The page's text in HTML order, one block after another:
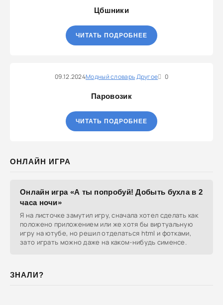
Цбшники
ЧИТАТЬ ПОДРОБНЕЕ
09.12.2024Модный словарьДругое 0
Паровозик
ЧИТАТЬ ПОДРОБНЕЕ
ОНЛАЙН ИГРА
Онлайн игра «А ты попробуй! Добыть бухла в 2
часа ночи»
Я на листочке замутил игру, сначала хотел сделать как
положено приложением или же хотя бы виртуальную
игру на ютубе, но решил отделаться html и фотками,
зато играть можно даже на каком-нибудь сименсе.
ЗНАЛИ?